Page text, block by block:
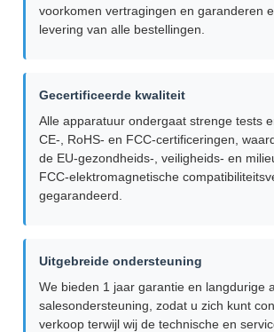
voorkomen vertragingen en garanderen
levering van alle bestellingen.
Gecertificeerde kwaliteit
Alle apparatuur ondergaat strenge tests
CE-, RoHS- en FCC-certificeringen,
de EU-gezondheids-, veiligheids- en
FCC-elektromagnetische
gegarandeerd.
Uitgebreide ondersteuning
We bieden 1 jaar garantie en langdurige
salesondersteuning, zodat u zich kunt
verkoop terwijl wij de technische en